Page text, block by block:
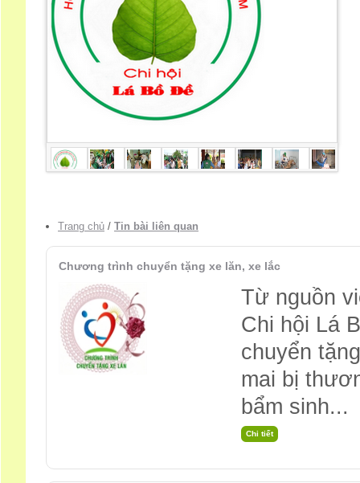
Trang chủ / Tin bài liên quan
Chương trình chuyển tặng xe lăn, xe lắc
Từ nguồn
Chi hội Lá
chuyển
mai bị
bẩm sinh...